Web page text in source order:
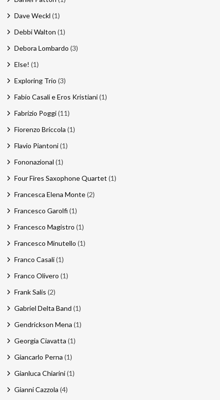
Dave Weckl (1)
Debbi Walton (1)
Debora Lombardo (3)
Else! (1)
Exploring Trio (3)
Fabio Casali e Eros Kristiani(1)
Fabrizio Poggi(11)
Fiorenzo Briccola (1)
Flavio Piantoni(1)
Fononazional (1)
Four Fires Saxophone Quartet (1)
Francesca Elena Monte(2)
Francesco Garolfi (1)
Francesco Magistro (1)
Francesco Minutello (1)
Franco Casali(1)
Franco Olivero (1)
Frank Salis (2)
Gabriel Delta Band (1)
Gendrickson Mena (1)
Georgia Ciavatta (1)
Giancarlo Perna (1)
Gianluca Chiarini(1)
Gianni Cazzola (4)